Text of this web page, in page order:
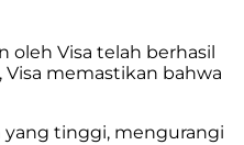
oleh Visa telah berhasil
memastikan bahwa
yang tinggi, mengurangi